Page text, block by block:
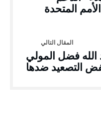
المتحدة
الله فضل المولي
التصعيد ضدها